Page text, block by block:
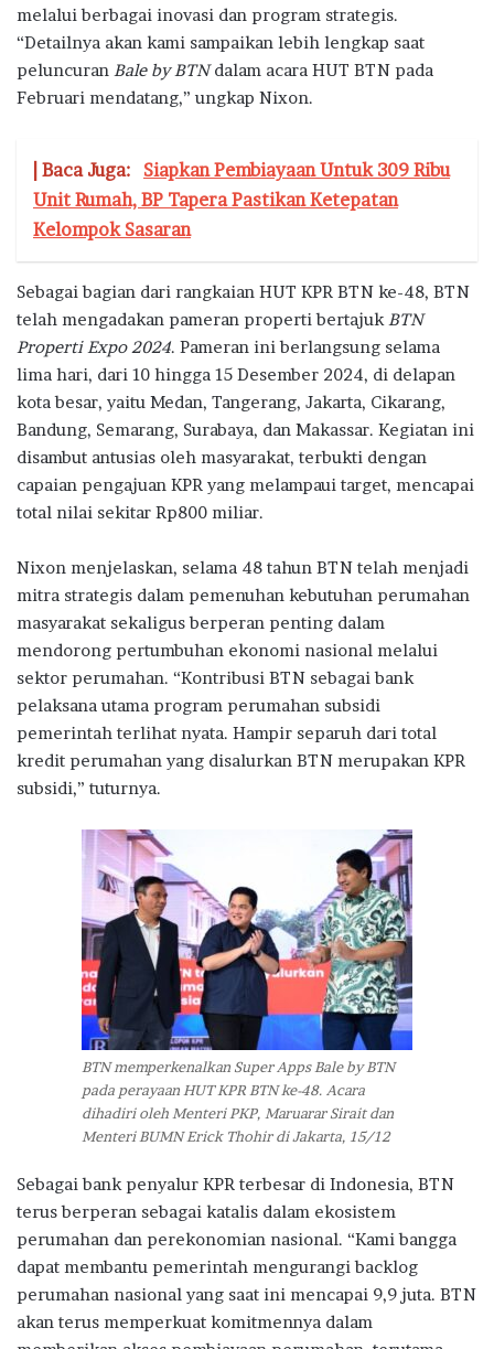
melalui berbagai inovasi dan program strategis.
“Detailnya akan kami sampaikan lebih lengkap saat
peluncuran Bale by BTNdalam acara HUT BTN pada
Februari mendatang,” ungkap Nixon.
| Baca Juga:
Siapkan Pembiayaan Untuk 309 Ribu
Unit Rumah, BP Tapera Pastikan Ketepatan
Kelompok Sasaran
Sebagai bagian dari rangkaian HUT KPR BTN ke-48, BTN
telah mengadakan pameran properti bertajukBTN
Properti Expo 2024. Pameran ini berlangsung selama
lima hari, dari 10 hingga 15 Desember 2024, di delapan
kota besar, yaitu Medan, Tangerang, Jakarta, Cikarang,
Bandung, Semarang, Surabaya, dan Makassar. Kegiatan ini
disambut antusias oleh masyarakat, terbukti dengan
capaian pengajuan KPR yang melampaui target, mencapai
total nilai sekitar Rp800 miliar.
Nixon menjelaskan, selama 48 tahun BTN telah menjadi
mitra strategis dalam pemenuhan kebutuhan perumahan
masyarakat sekaligus berperan penting dalam
mendorong pertumbuhan ekonomi nasional melalui
sektor perumahan. “Kontribusi BTN sebagai bank
pelaksana utama program perumahan subsidi
pemerintah terlihat nyata. Hampir separuh dari total
kredit perumahan yang disalurkan BTN merupakan KPR
subsidi,” tuturnya.
BTN memperkenalkan Super Apps Bale by BTN
pada perayaan HUT KPR BTN ke-48. Acara
dihadiri oleh Menteri PKP, Maruarar Sirait dan
Menteri BUMN Erick Thohir di Jakarta, 15/12
Sebagai bank penyalur KPR terbesar di Indonesia, BTN
terus berperan sebagai katalis dalam ekosistem
perumahan dan perekonomian nasional. “Kami bangga
dapat membantu pemerintah mengurangi backlog
perumahan nasional yang saat ini mencapai 9,9 juta. BTN
akan terus memperkuat komitmennya dalam